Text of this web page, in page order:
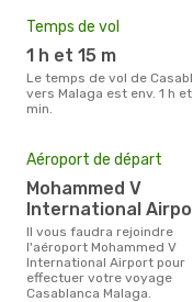
Temps de vol
1 h et 15 m
Le temps de vol de Casablanca
vers Malaga est env. 1 h et
min.
Aéroport de départ
Mohammed V
International
Il vous faudra rejoindre
l'aéroport Mohammed V
International Airport pour
effectuer votre voyage
Casablanca Malaga.